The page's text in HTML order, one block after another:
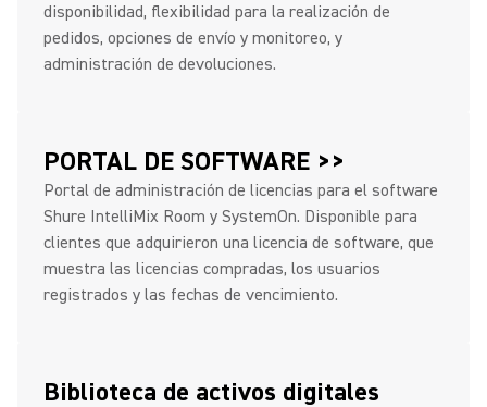
disponibilidad, flexibilidad para la realización de
pedidos, opciones de envío y monitoreo, y
administración de devoluciones.
PORTAL DE SOFTWARE >>
Portal de administración de licencias para el software
Shure IntelliMix Room y SystemOn. Disponible para
clientes que adquirieron una licencia de software, que
muestra las licencias compradas, los usuarios
registrados y las fechas de vencimiento.
Biblioteca de activos digitales